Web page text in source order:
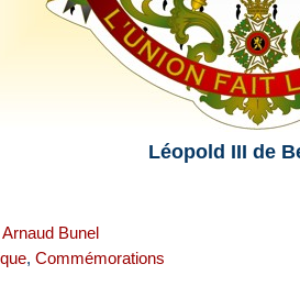
Léopold IIIde
Arnaud Bunel
, Commémorations